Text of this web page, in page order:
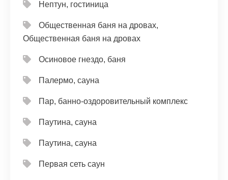
Нептун, гостиница
Общественная баня на дровах,
Общественная баня на дровах
Осиновое гнездо, баня
Палермо, сауна
Пар, банно-оздоровительный комплекс
Паутина, сауна
Паутина, сауна
Первая сеть саун